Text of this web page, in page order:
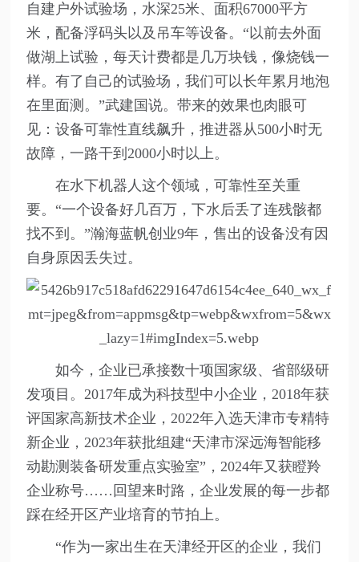
自建户外试验场，水深25米、面积67000平方
米，配备浮码头以及吊车等设备。“以前去外面
做湖上试验，每天计费都是几万块钱，像烧钱一
样。有了自己的试验场，我们可以长年累月地泡
在里面测。”武建国说。带来的效果也肉眼可
见：设备可靠性直线飙升，推进器从500小时无
故障，一路干到2000小时以上。
在水下机器人这个领域，可靠性至关重
要。“一个设备好几百万，下水后丢了连残骸都
找不到。”瀚海蓝帆创业9年，售出的设备没有因
自身原因丢失过。
如今，企业已承接数十项国家级、省部级研
发项目。2017年成为科技型中小企业，2018年获
评国家高新技术企业，2022年入选天津市专精特
新企业，2023年获批组建“天津市深远海智能移
动勘测装备研发重点实验室”，2024年又获瞪羚
企业称号……回望来时路，企业发展的每一步都
踩在经开区产业培育的节拍上。
“作为一家出生在天津经开区的企业，我们